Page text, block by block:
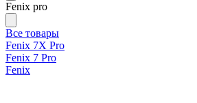
Fenix pro
Все товары
Fenix 7X Pro
Fenix 7 Pro
Fenix